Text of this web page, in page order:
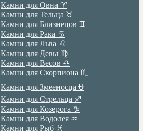
Камни для Овна ♈️
Камни для Тельца ♉️
Камни для Близнецов ♊️
Камни для Рака ♋️
Камни для Льва ♌️
Камни для Девы ♍️
Камни для Весов ♎️
Камни для Скорпиона ♏️
Камни для Змееносца ⛎
Камни для Стрельца ♐️
Камни для Козерога ♑️
Камни для Водолея ♒️
Камни для Рыб ♓️